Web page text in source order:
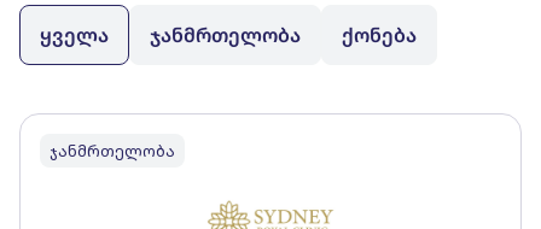
ყველა ჯანმრთელობა ქონება
ჯანმრთელობა